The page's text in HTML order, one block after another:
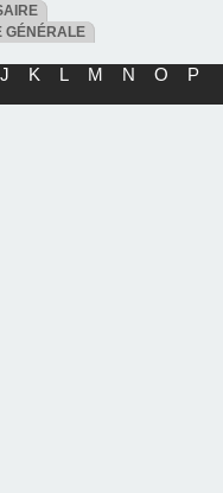
GÉNÉRALE
J K L M N O
P